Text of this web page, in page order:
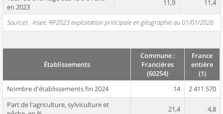
en 2023
11,9 11,4
Sources : Insee, RP2023 exploitation principale en géographie au 01/01/2026
Établissements
Commune :
Francières
(60254)
France
entière
(1)
Nombre d'établissements fin 2024
14
2 411 570
Part de l'agriculture, sylviculture et
21,4 4,8